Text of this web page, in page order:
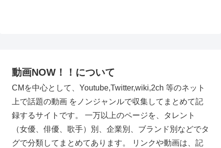
動画NOW！！について
CMを中心として、Youtube,Twitter,wiki,2ch 等のネット
上で話題の動画 をノンジャンルで収集してまとめて記
録するサイトです。 一万以上のページを、タレント
（女優、俳優、歌手）別、企業別、ブランド別などでタ
グで分類してまとめてあります。 リンクや動画は、記